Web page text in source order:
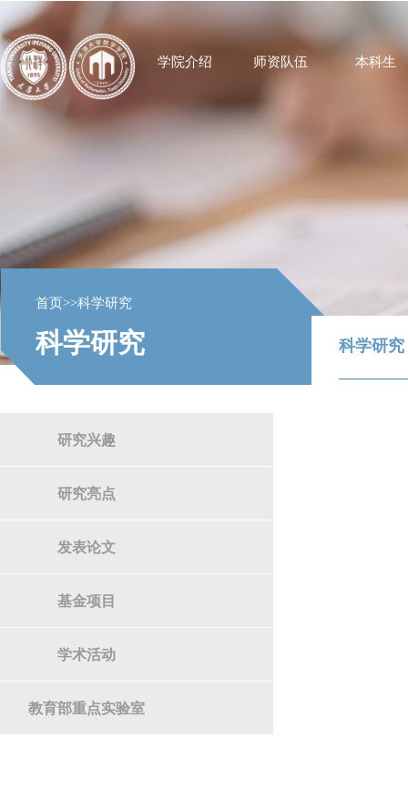
学院介绍 师资队伍 本科生
首页>>科学研究
科学研究
研究兴趣
研究亮点
发表论文
基金项目
学术活动
教育部重点实验室
科学研究